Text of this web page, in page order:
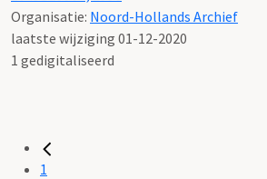
Organisatie: Noord-Hollands Archief
laatste wijziging 01-12-2020
1 gedigitaliseerd
1